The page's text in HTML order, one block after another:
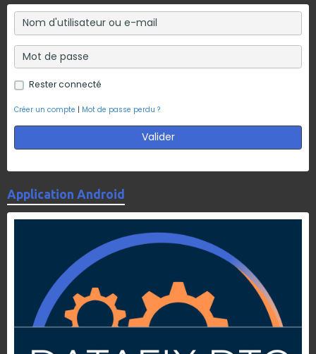
Rester connecté
Créer un compte | Mot de passe perdu ?
Valider
Application Android